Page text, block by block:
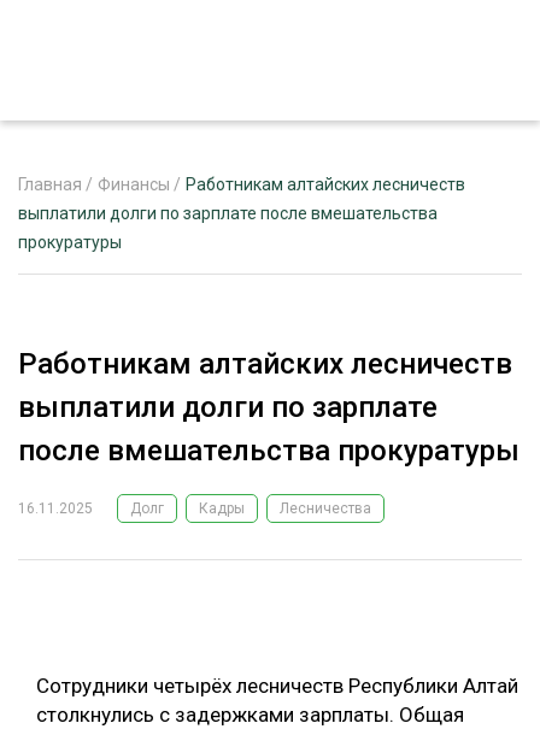
ЖУРНАЛ «ЛЕСНОЙ КОМПЛЕКС»
РЕКЛАМОДАТЕЛЯМ
ЛЕСОЗАГОТОВКА
ЛЕСОВОССТАНОВЛЕНИЕ И ЗАЩИТА
ТЕМАТИЧЕСКИЕ ПРОЕКТЫ
ЭКСПЕРТНОЕ МНЕНИЕ
Главная / Финансы / Работникам алтайских лесничеств
выплатили долги по зарплате после вмешательства
прокуратуры
Работникам алтайских лесничеств
выплатили долги по зарплате
после вмешательства прокуратуры
16.11.2025 Долг Кадры Лесничества
Сотрудники четырёх лесничеств Республики Алтай
столкнулись с задержками зарплаты. Общая